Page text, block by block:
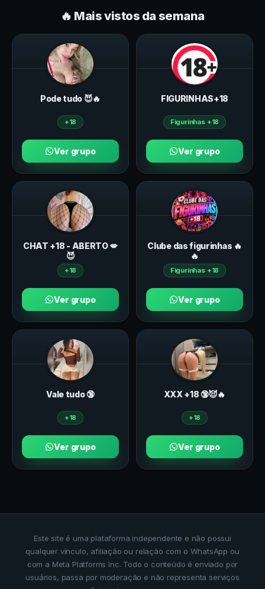
🔥 Mais vistos da semana
Pode tudo 😈🔥
+18
Ver grupo
FIGURINHAS+18
Figurinhas +18
Ver grupo
CHAT +18 - ABERTO 💋
😈
+18
Ver grupo
Clube das figurinhas 🔥
🔥
Figurinhas +18
Ver grupo
Vale tudo 🔞
+18
Ver grupo
ХXХ +18 🔞😈🔥
+18
Ver grupo
Este site é uma plataforma independente e não possui
qualquer vínculo, afiliação ou relação com o WhatsApp ou
com a Meta Platforms Inc. Todo o conteúdo é enviado por
usuários, passa por moderação e não representa serviços